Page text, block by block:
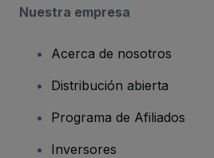
Nuestra empresa
Acerca de nosotros
Distribución abierta
Programa de Afiliados
Inversores